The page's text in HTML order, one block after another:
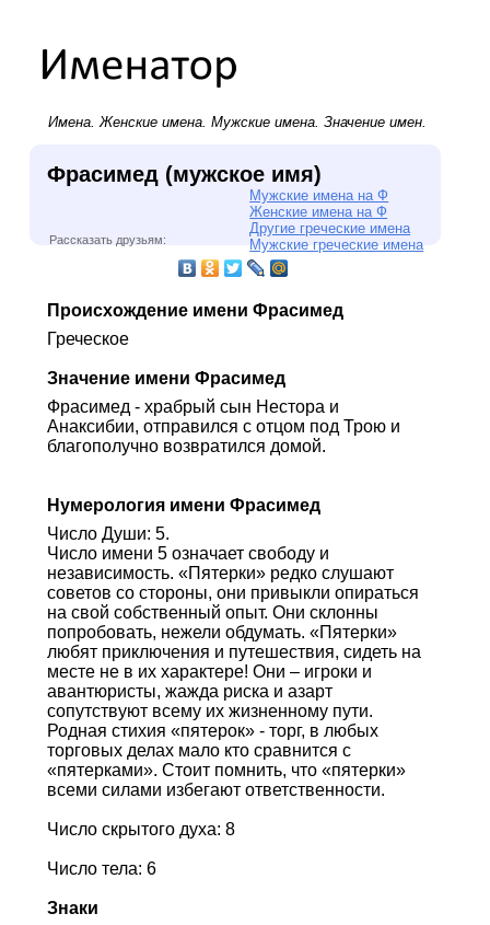
Имена.Женские имена. Мужские имена. Значение имен.
Фрасимед (мужское имя)
Мужские имена на Ф
Женские имена на Ф
Другие греческие имена
Мужские греческие имена
Рассказать друзьям:
Происхождение имени Фрасимед
Греческое
Значение имени Фрасимед
Фрасимед - храбрый сын Нестора и
Анаксибии, отправился с отцом под Трою и
благополучно возвратился домой.
Нумерология имени Фрасимед
Число Души: 5.
Число имени 5 означает свободу и
независимость. «Пятерки» редко слушают
советов со стороны, они привыкли опираться
на свой собственный опыт. Они склонны
попробовать, нежели обдумать. «Пятерки»
любят приключения и путешествия, сидеть на
месте не в их характере! Они – игроки и
авантюристы, жажда риска и азарт
сопутствуют всему их жизненному пути.
Родная стихия «пятерок» - торг, в любых
торговых делах мало кто сравнится с
«пятерками». Стоит помнить, что «пятерки»
всеми силами избегают ответственности.
Число скрытого духа: 8
Число тела: 6
Знаки